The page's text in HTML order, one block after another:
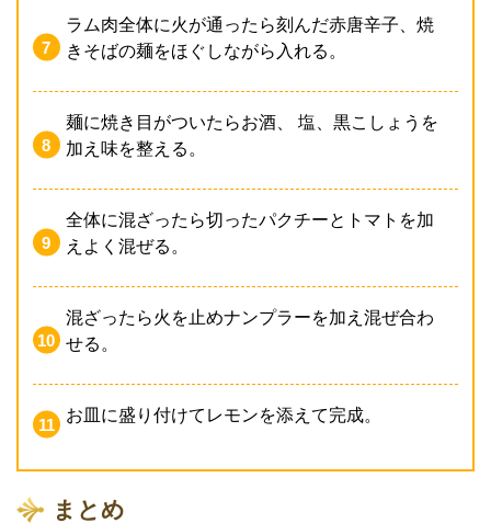
ラム肉全体に火が通ったら刻んだ赤唐辛子、焼
きそばの麺をほぐしながら入れる。
麺に焼き目がついたらお酒、 塩、黒こしょうを
加え味を整える。
全体に混ざったら切ったパクチーとトマトを加
えよく混ぜる。
混ざったら火を止めナンプラーを加え混ぜ合わ
せる。
お皿に盛り付けてレモンを添えて完成。
まとめ